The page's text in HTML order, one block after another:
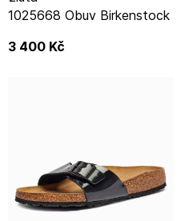
1025668 Obuv Birkenstock
3 400 Kč